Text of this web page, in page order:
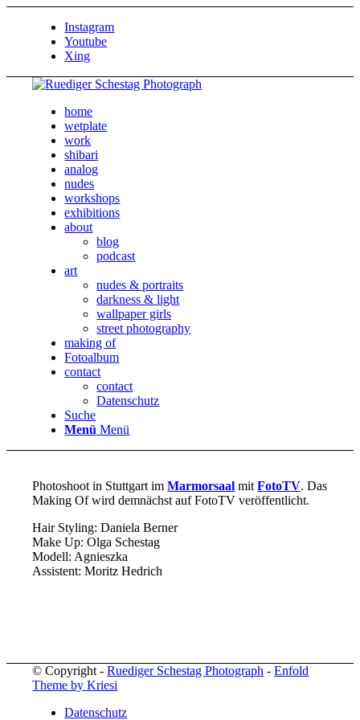
Instagram
Youtube
Xing
home
wetplate
work
shibari
analog
nudes
workshops
exhibitions
about
blog
podcast
art
nudes & portraits
darkness & light
wallpaper girls
street photography
making of
Fotoalbum
contact
contact
Datenschutz
Suche
Menü Menü
Photoshoot in Stuttgart imMarmorsaal mitFotoTV. Das
Making Of wird demnächst auf FotoTV veröffentlicht.
Hair Styling: Daniela Berner
Make Up: Olga Schestag
Modell: Agnieszka
Assistent: Moritz Hedrich
© Copyright -Ruediger Schestag Photograph -Enfold
Theme by Kriesi
Datenschutz